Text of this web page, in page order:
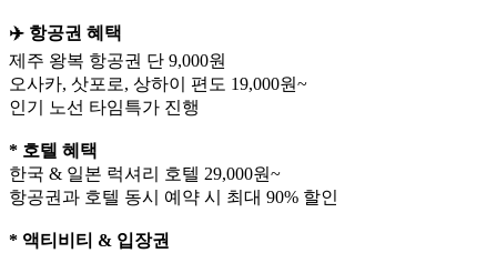
✈️ 항공권 혜택
제주 왕복 항공권 단 9,000원
오사카, 삿포로, 상하이 편도 19,000원~
인기 노선 타임특가 진행
* 호텔 혜택
한국 & 일본 럭셔리 호텔 29,000원~
항공권과 호텔 동시 예약 시 최대 90% 할인
* 액티비티 & 입장권